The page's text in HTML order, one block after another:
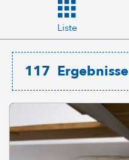
Liste
117 Ergebnisse